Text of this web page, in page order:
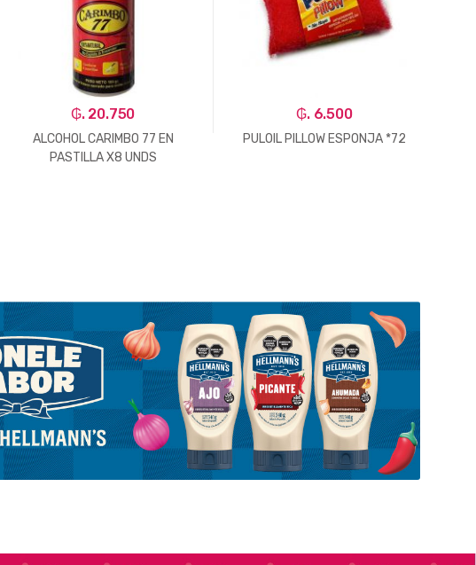
₲. 20.750
ALCOHOL CARIMBO 77 EN
PASTILLA X8 UNDS
₲. 6.500
PULOIL PILLOW ESPONJA *72